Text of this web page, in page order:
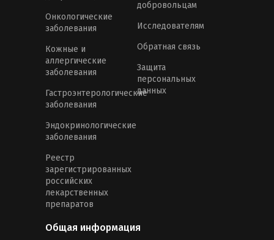
Онкологические
заболевания
Кожные и
аллергические
заболевания
Гастроэнтерологические
заболевания
Эндокринологические
заболевания
Реестр
зарегистрированных
российских
лекарственных
препаратов
добровольцам
Исследователям
Обратная связь
Защита
персональных
данных
Общая информация